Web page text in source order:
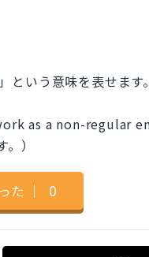
いう意味を表せます。
as a non-regular
）
た ｜ 0